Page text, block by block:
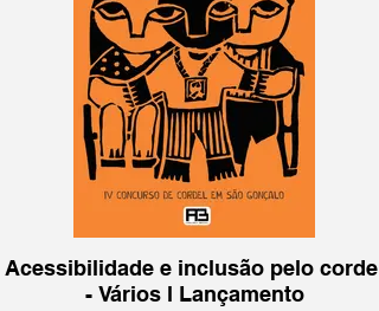
Acessibilidade e inclusão pelo cordel
- Vários l Lançamento